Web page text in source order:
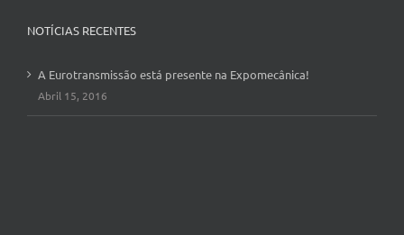
NOTÍCIAS RECENTES
A Eurotransmissão está presente na Expomecânica!
Abril 15, 2016